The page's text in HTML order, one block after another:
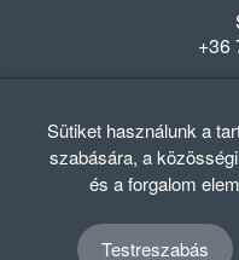
+36
Hétfő-
Sütiket használunk a
szabására, a
és a forgalom
Testreszabás